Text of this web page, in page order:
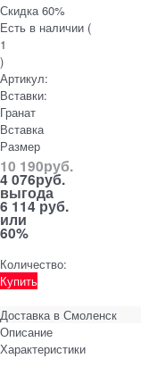
Скидка 60%
Есть в наличии (
1
)
Артикул:
Вставки:
Гранат
Вставка
Размер
10 190руб.
4 076руб.
выгода
6 114 руб.
или
60%
Количество:
Купить
Доставка в Смоленск
Описание
Характеристики